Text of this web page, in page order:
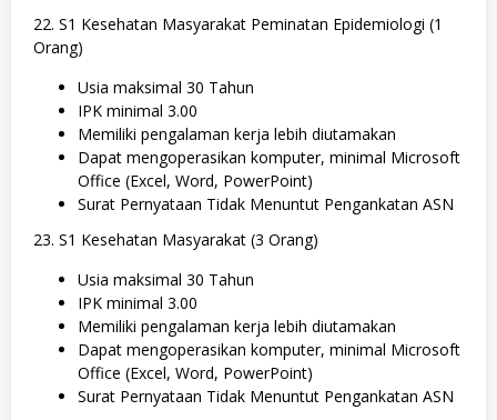
22. S1 Kesehatan Masyarakat Peminatan Epidemiologi (1
Orang)
Usia maksimal 30 Tahun
IPK minimal 3.00
Memiliki pengalaman kerja lebih diutamakan
Dapat mengoperasikan komputer, minimal Microsoft
Office (Excel, Word, PowerPoint)
Surat Pernyataan Tidak Menuntut Pengankatan ASN
23. S1 Kesehatan Masyarakat (3 Orang)
Usia maksimal 30 Tahun
IPK minimal 3.00
Memiliki pengalaman kerja lebih diutamakan
Dapat mengoperasikan komputer, minimal Microsoft
Office (Excel, Word, PowerPoint)
Surat Pernyataan Tidak Menuntut Pengankatan ASN